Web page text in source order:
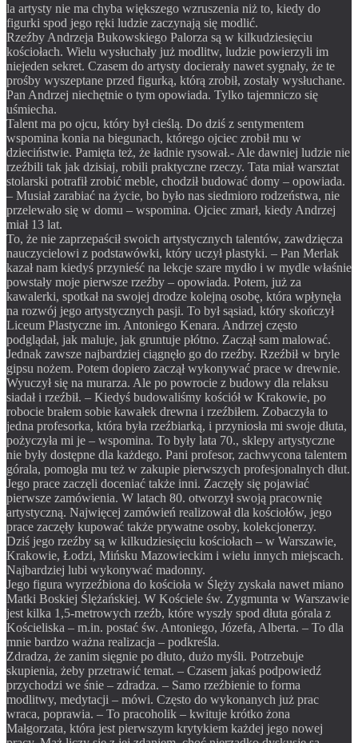
la artysty nie ma chyba większego wzruszenia niż to, kiedy do
figurki spod jego ręki ludzie zaczynają się modlić.
Rzeźby Andrzeja Bukowskiego Palorza są w kilkudziesięciu
kościołach. Wielu wysłuchały już modlitw, ludzie powierzyli im
niejeden sekret. Czasem do artysty docierały nawet sygnały, że te
prośby wyszeptane przed figurką, którą zrobił, zostały wysłuchane.
Pan Andrzej niechętnie o tym opowiada. Tylko tajemniczo się
uśmiecha.
Talent ma po ojcu, który był cieślą. Do dziś z sentymentem
wspomina konia na biegunach, którego ojciec zrobił mu w
dzieciństwie. Pamięta też, że ładnie rysował.- Ale dawniej ludzie nie
rzeźbili tak jak dzisiaj, robili praktyczne rzeczy. Tata miał warsztat
stolarski potrafił zrobić meble, chodził budować domy – opowiada.
– Musiał zarabiać na życie, bo było nas siedmioro rodzeństwa, nie
przelewało się w domu – wspomina. Ojciec zmarł, kiedy Andrzej
miał 13 lat.
To, że nie zaprzepaścił swoich artystycznych talentów, zawdzięcza
nauczycielowi z podstawówki, który uczył plastyki. – Pan Merlak
kazał nam kiedyś przynieść na lekcje szare mydło i w mydle właśnie
powstały moje pierwsze rzeźby – opowiada. Potem, już za
kawalerki, spotkał na swojej drodze kolejną osobę, która wpłynęła
na rozwój jego artystycznych pasji. To był sąsiad, który skończył
Liceum Plastyczne im. Antoniego Kenara. Andrzej często
podglądał, jak maluje, jak gruntuje płótno. Zaczął sam malować.
Jednak zawsze najbardziej ciągnęło go do rzeźby. Rzeźbił w bryle
gipsu nożem. Potem dopiero zaczął wykonywać prace w drewnie.
Wyuczył się na murarza. Ale po powrocie z budowy dla relaksu
siadał i rzeźbił. – Kiedyś budowaliśmy kościół w Krakowie, po
robocie brałem sobie kawałek drewna i rzeźbiłem. Zobaczyła to
jedna profesorka, która była rzeźbiarką, i przyniosła mi swoje dłuta,
pożyczyła mi je – wspomina. To były lata 70., sklepy artystyczne
nie były dostępne dla każdego. Pani profesor, zachwycona talentem
górala, pomogła mu też w zakupie pierwszych profesjonalnych dłut.
Jego prace zaczęli doceniać także inni. Zaczęły się pojawiać
pierwsze zamówienia. W latach 80. otworzył swoją pracownię
artystyczną. Najwięcej zamówień realizował dla kościołów, jego
prace zaczęły kupować także prywatne osoby, kolekcjonerzy.
Dziś jego rzeźby są w kilkudziesięciu kościołach – w Warszawie,
Krakowie, Łodzi, Mińsku Mazowieckim i wielu innych miejscach.
Najbardziej lubi wykonywać madonny.
Jego figura wyrzeźbiona do kościoła w Ślęży zyskała nawet miano
Matki Boskiej Ślężańskiej. W Kościele św. Zygmunta w Warszawie
jest kilka 1,5-metrowych rzeźb, które wyszły spod dłuta górala z
Kościeliska – m.in. postać św. Antoniego, Józefa, Alberta. – To dla
mnie bardzo ważna realizacja – podkreśla.
Zdradza, że zanim sięgnie po dłuto, dużo myśli. Potrzebuje
skupienia, żeby przetrawić temat. – Czasem jakaś podpowiedź
przychodzi we śnie – zdradza. – Samo rzeźbienie to forma
modlitwy, medytacji – mówi. Często do wykonanych już prac
wraca, poprawia. – To pracoholik – kwituje krótko żona
Małgorzata, która jest pierwszym krytykiem każdej jego nowej